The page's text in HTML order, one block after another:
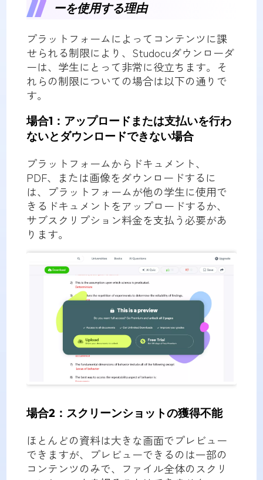
ーを使用する理由
プラットフォームによってコンテンツに課
せられる制限により、Studocuダウンローダ
ーは、学生にとって非常に役立ちます。そ
れらの制限についての場合は以下の通りで
す。
場合1：アップロードまたは支払いを行わ
ないとダウンロードできない場合
プラットフォームからドキュメント、
PDF、または画像をダウンロードするに
は、プラットフォームが他の学生に使用で
きるドキュメントをアップロードするか、
サブスクリプション料金を支払う必要があ
ります。
場合2： スクリーンショットの獲得不能
ほとんどの資料は大きな画面でプレビュー
できますが、プレビューできるのは一部の
コンテンツのみで、ファイル全体のスクリ